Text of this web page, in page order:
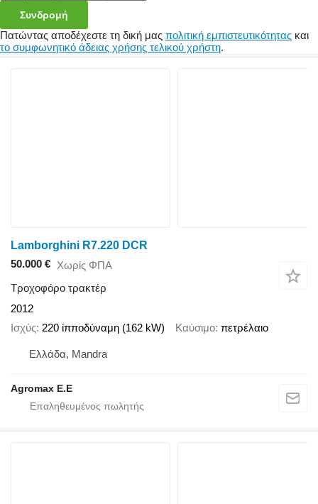
Συνδρομή
Πατώντας αποδέχεστε τη δική μας πολιτική εμπιστευτικότητας και
το συμφωνητικό άδειας χρήσης τελικού χρήστη.
Lamborghini R7.220 DCR
50.000 € Χωρίς ΦΠΑ
Τροχοφόρο τρακτέρ
2012
Ισχύς 220 ίπποδύναμη (162 kW) Καύσιμο πετρέλαιο
Ελλάδα, Mandra
Agromax E.E